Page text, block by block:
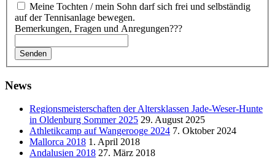
Meine Tochten / mein Sohn darf sich frei und selbständig
auf der Tennisanlage bewegen.
Bemerkungen, Fragen und Anregungen???
Senden
News
Regionsmeisterschaften der Altersklassen Jade-Weser-Hunte
in Oldenburg Sommer 2025 29. August 2025
Athletikcamp auf Wangerooge 2024 7. Oktober 2024
Mallorca 2018 1. April 2018
Andalusien 2018 27. März 2018